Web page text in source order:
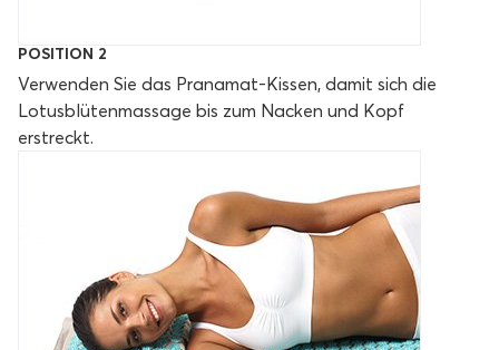
POSITION 2
Verwenden Sie das Pranamat-Kissen, damit sich die
Lotusblütenmassage bis zum Nacken und Kopf
erstreckt.